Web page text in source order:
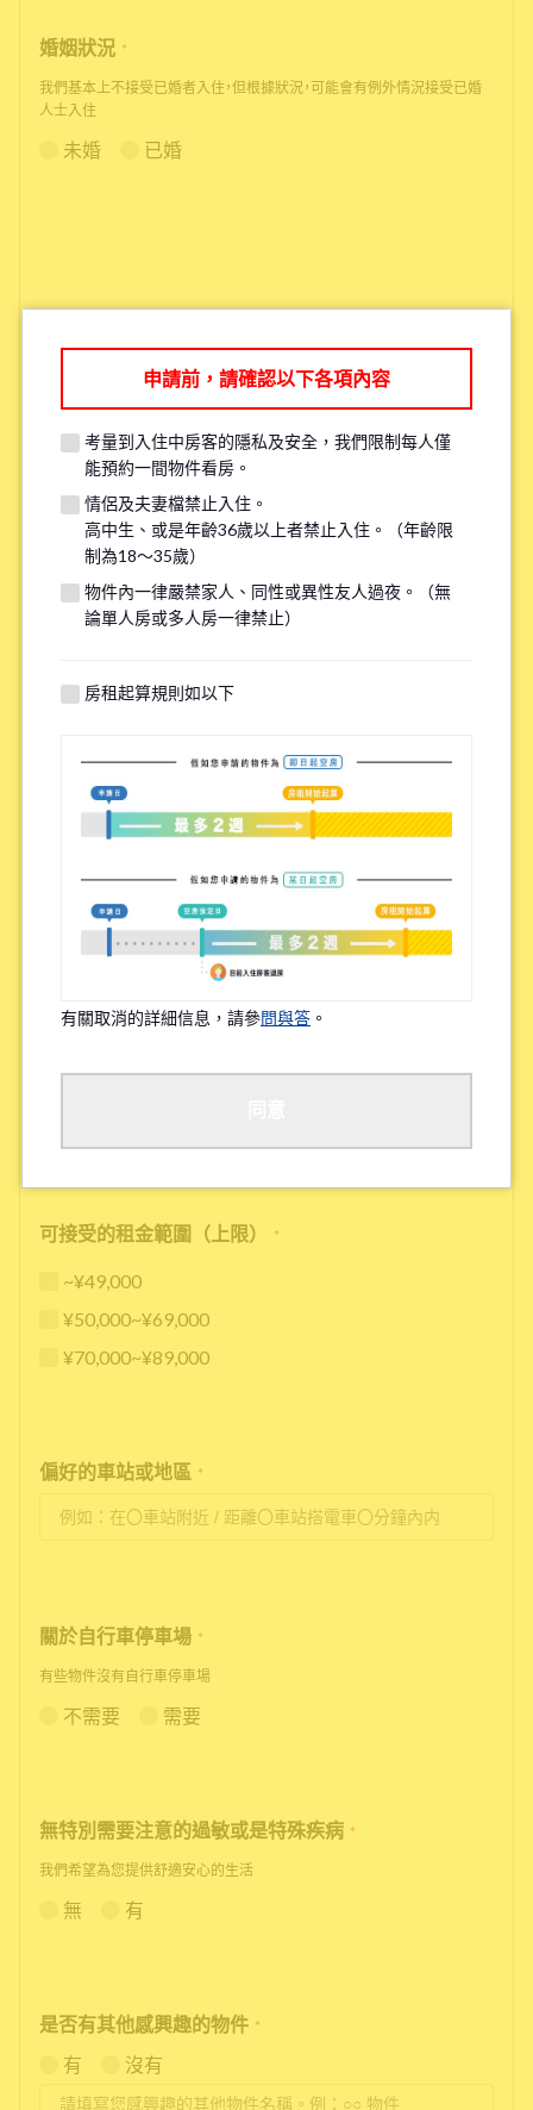
婚姻狀況 *
我們基本上不接受已婚者入住，但根據狀況，可能會有例外情況接受已婚
人士入住
未婚 已婚
根據您的需求，我們可能會推薦您其
他更適合的物件。
考量現有住戶的安全與隱私，每人原則上僅限參觀一間物件。
若您的需求與其他物件匹配，我們將在看房前線上諮詢時提供
額外選項，請填寫下方資訊以供參考。
上學或上班的便利性
周邊環境
語言環境
Share House內的頻繁互動程度
物件設備的新舊程度
可接受的租金範圍（上限） *
~¥49,000
¥50,000~¥69,000
¥70,000~¥89,000
偏好的車站或地區 *
關於自行車停車場 *
有些物件沒有自行車停車場
不需要 需要
無特別需要注意的過敏或是特殊疾病 *
我們希望為您提供舒適安心的生活
無 有
是否有其他感興趣的物件 *
有 沒有
申請前，請確認以下各項內容
考量到入住中房客的隱私及安全，我們限制每人僅
能預約一間物件看房。
情侶及夫妻檔禁止入住。
高中生、或是年齡36歲以上者禁止入住。（年齡限
制為18～35歲）
物件內一律嚴禁家人、同性或異性友人過夜。（無
論單人房或多人房一律禁止）
房租起算規則如以下
有關取消的詳細信息，請參問與答 。